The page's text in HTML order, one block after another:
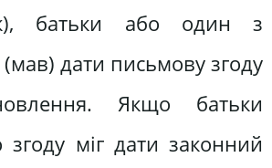
батьки або один з
дати письмову згоду
Якщо батьки
міг дати законний